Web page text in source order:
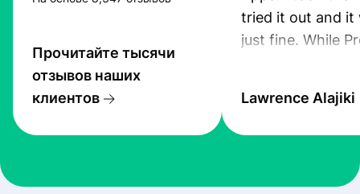
Прочитайте тысячи
отзывов наших
клиентов
tried it out and it
just fine. While
transfer. Also,
this standard. I
Lawrence Alajiki